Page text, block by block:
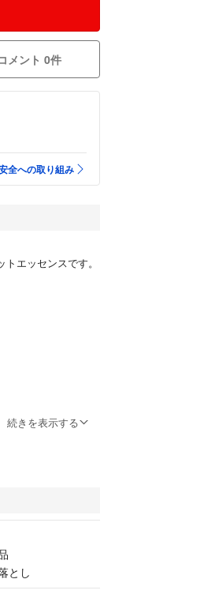
メント 0件
全への取り組み
エッセンスです。
続きを表示する
とし